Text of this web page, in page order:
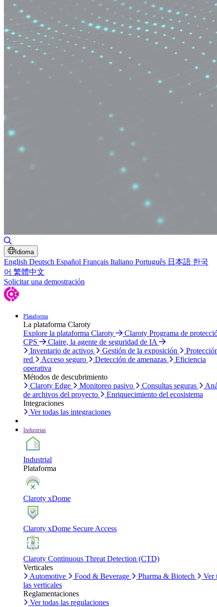
Idioma
English Deutsch Español Français Italiano Português 日本語 한국
어 繁體中文
Solicitar una demostración
Plataforma
La plataforma Claroty
Explore la plataforma Claroty
Claroty Programa de
CPS
Claire, la agente de seguridad de IA
Inventario de activos
Gestión de la exposición
red
Acceso seguro Detección de amenazas
Eficiencia
operativa
Métodos de descubrimiento
Claroty Edge
Monitoreo pasivo Consultas seguras
de archivos del proyecto
Enriquecimiento del ecosistema
Integraciones
Ver todas las integraciones
Industrias
Industrial
Plataforma
Claroty xDome
Claroty xDome Secure Access
Claroty Continuous Threat Detection (CTD)
Verticales
Automotive
Food & Beverage Pharma & Biotech
Ver
las verticales
Reglamentaciones
Ver todas las regulaciones